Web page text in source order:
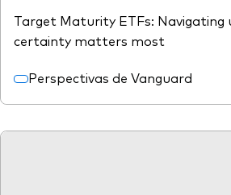
Target Maturity ETFs:
certainty matters most
Perspectivas de Vanguard